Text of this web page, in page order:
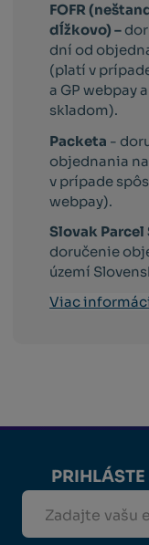
FOFR
dĺžkovo) –
dní od
(platí v
a GP webpay
skladom).
Packeta -
objednania
v prípade
webpay).
Slovak Parcel
doručenie
území
Viac